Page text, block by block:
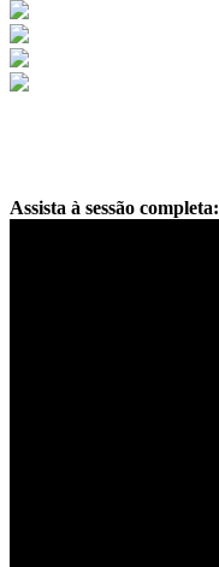
Assista à sessão completa: